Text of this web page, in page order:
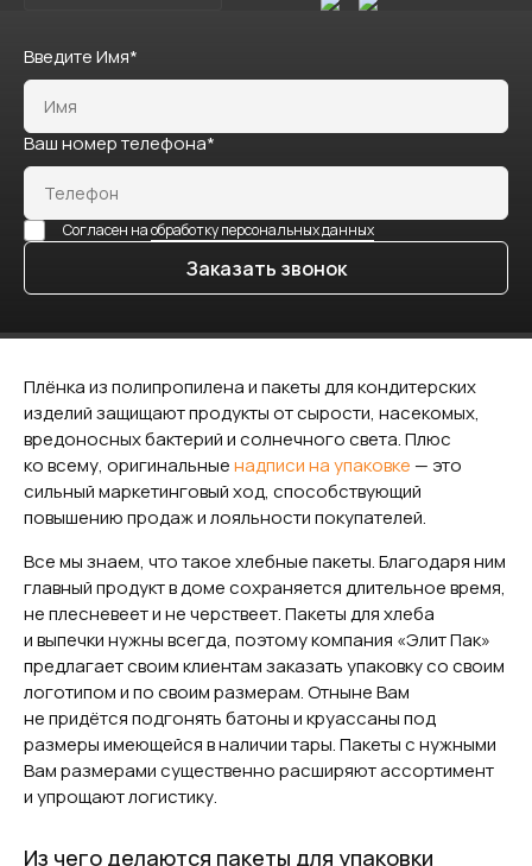
Введите Имя*
Ваш номер телефона*
Согласен наобработку персональных данных
Заказать звонок
Плёнка из полипропилена и пакеты для кондитерских
изделий защищают продукты от сырости, насекомых,
вредоносных бактерий и солнечного света. Плюс
ко всему, оригинальныенадписи на упаковке — это
сильный маркетинговый ход, способствующий
повышению продаж и лояльности покупателей.
Все мы знаем, что такое хлебные пакеты. Благодаря ним
главный продукт в доме сохраняется длительное время,
не плесневеет и не черствеет. Пакеты для хлеба
и выпечки нужны всегда, поэтому компания «Элит Пак»
предлагает своим клиентам заказать упаковку со своим
логотипом и по своим размерам. Отныне Вам
не придётся подгонять батоны и круассаны под
размеры имеющейся в наличии тары. Пакеты с нужными
Вам размерами существенно расширяют ассортимент
и упрощают логистику.
Из чего делаются пакеты для упаковки